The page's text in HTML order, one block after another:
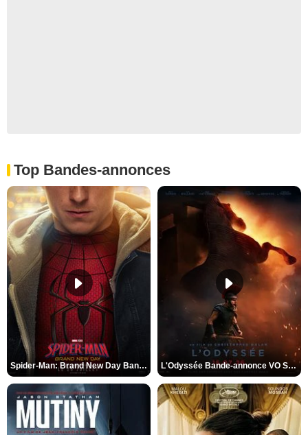
Top Bandes-annonces
Spider-Man: Brand New Day Bande-annonce VO STFR L'Odyssée Bande-annonce VO STFR